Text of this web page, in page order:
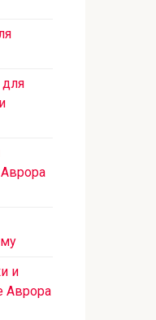
и
Аврора